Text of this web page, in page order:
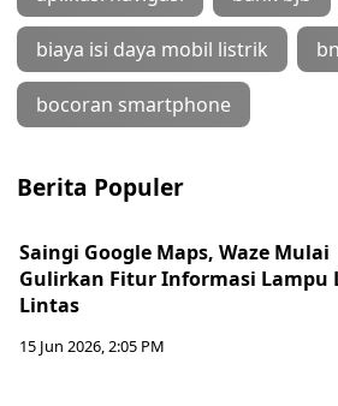
biaya isi daya mobil listrik
bocoran smartphone
Berita Populer
Saingi Google Maps, Waze Mulai
Gulirkan Fitur Informasi Lampu
Lintas
15 Jun 2026, 2:05 PM